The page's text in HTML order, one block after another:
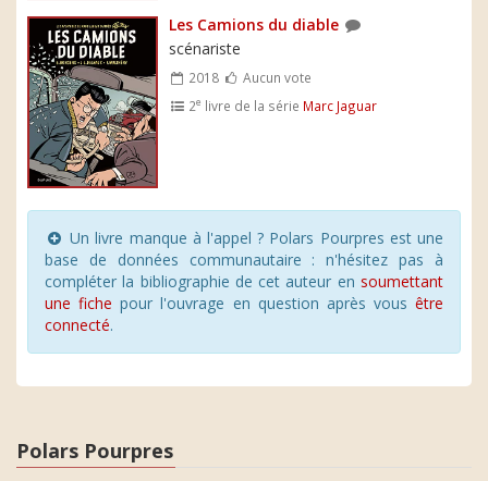
Les Camions du diable
scénariste
2018
Aucun vote
2e livre de la série Marc Jaguar
Un livre manque à l'appel ? Polars Pourpres est une
base de données communautaire : n'hésitez pas à
compléter la bibliographie de cet auteur en soumettant
une fiche pour l'ouvrage en question après vous être
connecté.
Polars Pourpres